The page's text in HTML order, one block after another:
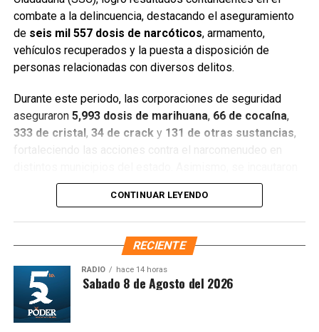
Entre las acciones destacadas se encuentran detenciones
relevantes en
Benito Juárez, Lázaro Cárdenas y Tulum
narcóticos, vehículos y cumplimentaron órdenes de
aprehensión contra personas presuntamente vinculadas
con delitos de alto impacto.
constantes, fortalecer la coordinación interinstitucional y
combate a la delincuencia, destacando el aseguramiento
de seis mil 557 dosis de narcóticos, armamento,
vehículos recuperados y la puesta a disposición de
personas relacionadas con diversos delitos.
Durante este periodo, las corporaciones de seguridad
aseguraron 5,993 dosis de marihuana, 66 de cocaína,
333 de cristal, 34 de cracky 131 de otras sustancias,
fortaleciendo las acciones contra el narcomenudeo en
seis armas cortas, una réplica,cuatro armas blancas
130 cartuchos, lo que representa un
golpe significativo a estructuras delictivas.
Gracias a la coordinación tecnológica del C5 y al trabajo
operativo en campo, se recuperaron
automóviles y motocicletas. De estos, 25 unidades
vinculadas con probables delitos;
abandonadas con reporte de robo;
CONTINUAR LEYENDO
RECIENTE
RADIO hace 14 horas
Matutina Sabado 8 de Agosto del 2026